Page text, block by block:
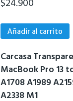
$24.900
Añadir al carrito
Carcasa
MacBook Pro 13
A1708 A1989
A2338 M1